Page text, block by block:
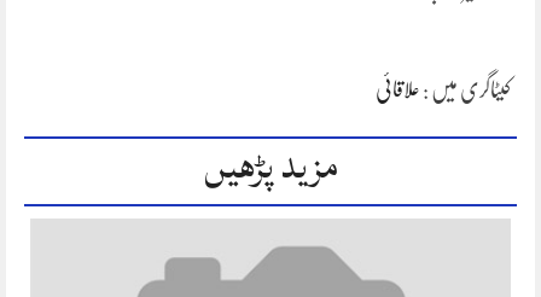
کیٹاگری میں : علاقائی
مزید پڑھیں